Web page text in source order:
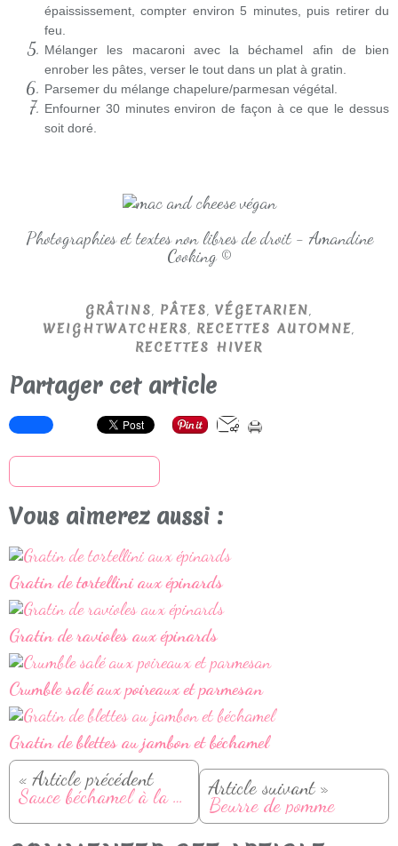
épaississement, compter environ 5 minutes, puis retirer du
feu.
Mélanger les macaroni avec la béchamel afin de bien
enrober les pâtes, verser le tout dans un plat à gratin.
Parsemer du mélange chapelure/parmesan végétal.
Enfourner 30 minutes environ de façon à ce que le dessus
soit doré.
Photographies et textes non libres de droit - Amandine
Cooking ©
GRÂTINS, PÂTES, VÉGETARIEN,
WEIGHTWATCHERS, RECETTES AUTOMNE,
RECETTES HIVER
Partager cet article
Vous aimerez aussi :
Gratin de tortellini aux épinards
Gratin de ravioles aux épinards
Crumble salé aux poireaux et parmesan
Gratin de blettes au jambon et béchamel
« Article précédent
Sauce béchamel à la courge (légère et végan) Article suivant »
Beurre de pomme